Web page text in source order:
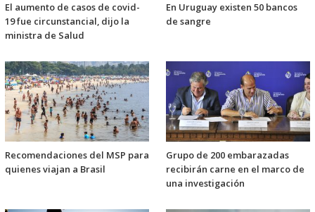
El aumento de casos de covid-
19 fue circunstancial, dijo la
ministra de Salud
En Uruguay existen 50 bancos
de sangre
Recomendaciones del MSP para
quienes viajan a Brasil
Grupo de 200 embarazadas
recibirán carne en el marco de
una investigación